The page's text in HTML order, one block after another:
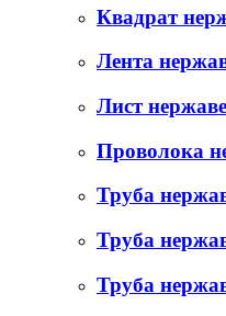
Квадрат
Лента
Лист
Проволока
Труба
Труба
Труба